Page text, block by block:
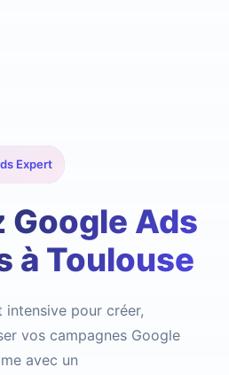
Expert
Google Ads
à Toulouse
pour créer,
vos campagnes Google
avec un